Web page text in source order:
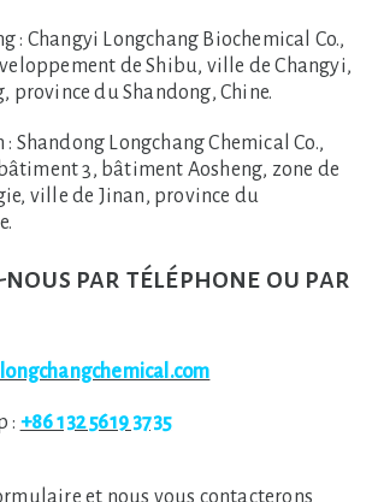
: Changyi Longchang Biochemical Co.,
de Shibu, ville de Changyi,
province du Shandong, Chine.
: Shandong Longchang Chemical Co.,
3, bâtiment Aosheng, zone de
ville de Jinan, province du
par téléphone ou par
: +86 132 5619 3735
et nous vous contacterons